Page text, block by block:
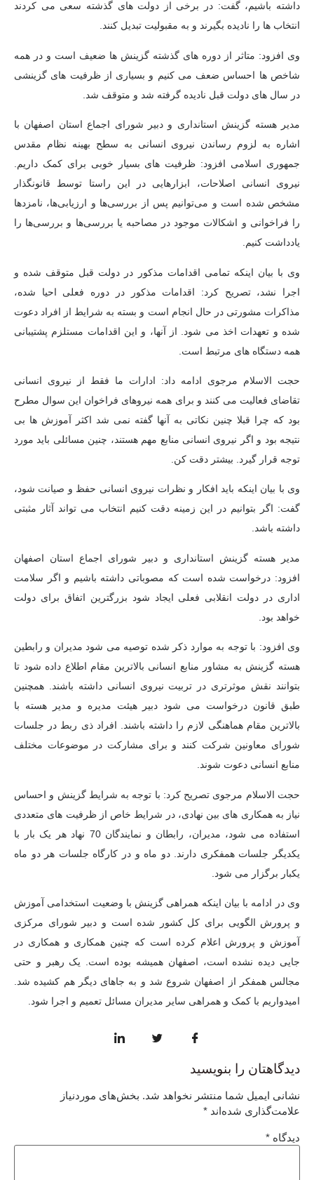
داشته باشیم، گفت: در برخی از دولت های گذشته سعی می کردند
انتخاب ها را نادیده بگیرند و به مقبولیت تبدیل کنند.
وی افزود: متاثر از دوره های گذشته گزینش ها ضعیف است و در همه
شاخص ها احساس ضعف می کنیم و بسیاری از ظرفیت های گزینشی
در سال های دولت قبل نادیده گرفته شد و متوقف شد.
مدیر هسته گزینش استانداری و دبیر شورای اجماع استان اصفهان با
اشاره به لزوم رساندن نیروی انسانی به سطح بهینه نظام مقدس
جمهوری اسلامی افزود: ظرفیت های بسیار خوبی برای کمک داریم.
نیروی انسانی اصلاحات، ابزارهایی در این راستا توسط قانونگذار
مشخص شده است و می‌توانیم پس از بررسی‌ها و ارزیابی‌ها، نامزدها
را فراخوانی و اشکالات موجود در مصاحبه یا بررسی‌ها و بررسی‌ها را
یادداشت کنیم.
وی با بیان اینکه تمامی اقدامات مذکور در دولت قبل متوقف شده و
اجرا نشد، تصریح کرد: اقدامات مذکور در دوره فعلی احیا شده،
مذاکرات مشورتی در حال انجام است و بسته به شرایط از افراد دعوت
شده و تعهدات اخذ می شود. از آنها، و این اقدامات مستلزم پشتیبانی
همه دستگاه های مرتبط است.
حجت الاسلام مرجوی ادامه داد: ادارات ما فقط از نیروی انسانی
تقاضای فعالیت می کنند و برای همه نیروهای فراخوان این سوال مطرح
بود که چرا قبلا چنین نکاتی به آنها گفته نمی شد اکثر آموزش ها بی
نتیجه بود و اگر نیروی انسانی منابع مهم هستند، چنین مسائلی باید مورد
توجه قرار گیرد. بیشتر دقت کن.
وی با بیان اینکه باید افکار و نظرات نیروی انسانی حفظ و صیانت شود،
گفت: اگر بتوانیم در این زمینه دقت کنیم انتخاب می تواند آثار مثبتی
داشته باشد.
مدیر هسته گزینش استانداری و دبیر شورای اجماع استان اصفهان
افزود: درخواست شده است که مصوباتی داشته باشیم و اگر سلامت
اداری در دولت انقلابی فعلی ایجاد شود بزرگترین اتفاق برای دولت
خواهد بود.
وی افزود: با توجه به موارد ذکر شده توصیه می شود مدیران و رابطین
هسته گزینش به مشاور منابع انسانی بالاترین مقام اطلاع داده شود تا
بتوانند نقش موثرتری در تربیت نیروی انسانی داشته باشند. همچنین
طبق قانون درخواست می شود دبیر هیئت مدیره و مدیر هسته با
بالاترین مقام هماهنگی لازم را داشته باشند. افراد ذی ربط در جلسات
شورای معاونین شرکت کنند و برای مشارکت در موضوعات مختلف
منابع انسانی دعوت شوند.
حجت الاسلام مرجوی تصریح کرد: با توجه به شرایط گزینش و احساس
نیاز به همکاری های بین نهادی، در شرایط خاص از ظرفیت های متعددی
استفاده می شود، مدیران، رابطان و نمایندگان 70 نهاد هر یک بار با
یکدیگر جلسات همفکری دارند. دو ماه و در کارگاه جلسات هر دو ماه
یکبار برگزار می شود.
وی در ادامه با بیان اینکه همراهی گزینش با وضعیت استخدامی آموزش
و پرورش الگویی برای کل کشور شده است و دبیر شورای مرکزی
آموزش و پرورش اعلام کرده است که چنین همکاری و همکاری در
جایی دیده نشده است، اصفهان همیشه بوده است. یک رهبر و حتی
مجالس همفکر از اصفهان شروع شد و به جاهای دیگر هم کشیده شد.
امیدواریم با کمک و همراهی سایر مدیران مسائل تعمیم و اجرا شود.
دیدگاهتان را بنویسید
نشانی ایمیل شما منتشر نخواهد شد. بخش‌های موردنیاز
علامت‌گذاری شده‌اند *
دیدگاه *